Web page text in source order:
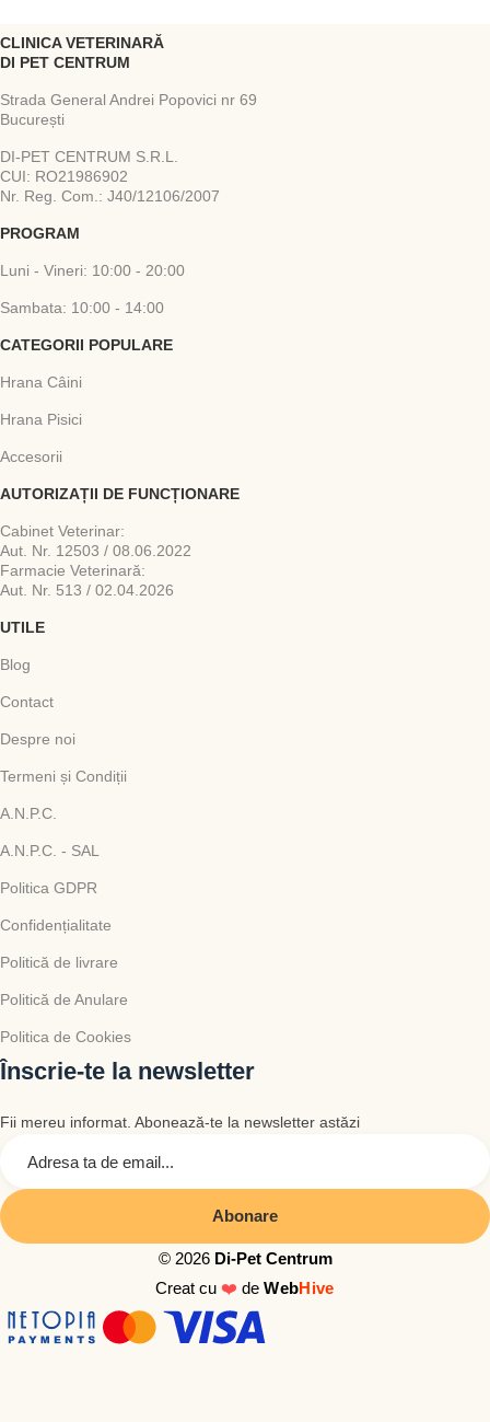
CLINICA VETERINARĂ
DI PET CENTRUM
Strada General Andrei Popovici nr 69
București
DI-PET CENTRUM S.R.L.
CUI: RO21986902
Nr. Reg. Com.: J40/12106/2007
PROGRAM
Luni - Vineri: 10:00 - 20:00
Sambata: 10:00 - 14:00
CATEGORII POPULARE
Hrana Câini
Hrana Pisici
Accesorii
AUTORIZAȚII DE FUNCȚIONARE
Cabinet Veterinar:
Aut. Nr. 12503 / 08.06.2022
Farmacie Veterinară:
Aut. Nr. 513 / 02.04.2026
UTILE
Blog
Contact
Despre noi
Termeni și Condiții
A.N.P.C.
A.N.P.C. - SAL
Politica GDPR
Confidențialitate
Politică de livrare
Politică de Anulare
Politica de Cookies
Înscrie-te la newsletter
Fii mereu informat. Abonează-te la newsletter astăzi
© 2026 Di-Pet Centrum
Creat cu❤️ deWebHive